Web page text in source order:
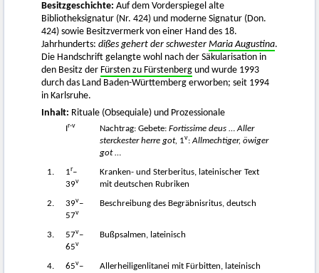
Besitzgeschichte: Auf dem Vorderspiegel alte
Bibliotheksignatur (Nr. 424) und moderne Signatur (Don.
424) sowie Besitzvermerk von einer Hand des 18.
Jahrhunderts: dißes gehert der schwester Maria Augustina.
Die Handschrift gelangte wohl nach der Säkularisation in
den Besitz der Fürsten zu Fürstenberg und wurde 1993
durch das Land Baden-Württemberg erworben; seit 1994
in Karlsruhe.
Inhalt: Rituale (Obsequiale) und Prozessionale
r-v Nachtrag: Gebete: Fortissime deus …Aller
sterckester herre got, 1v:Allmechtiger, öwiger
got…
1. 1r–
39v
Kranken- und Sterberitus, lateinischer Text
mit deutschen Rubriken
2. 39v–
57v
Beschreibung des Begräbnisritus, deutsch
3. 57v–
65v
Bußpsalmen, lateinisch
4. 65v–
Allerheiligenlitanei mit Fürbitten, lateinisch